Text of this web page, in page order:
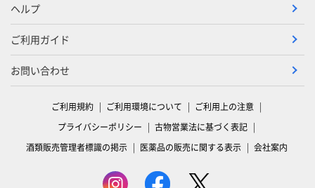
ヘルプ
ご利用ガイド
お問い合わせ
ご利用規約 ご利用環境について
ご利用上の注意
プライバシーポリシー
古物営業法に基づく表記
酒類販売管理者標識の掲示
医薬品の販売に関する表示 会社案内